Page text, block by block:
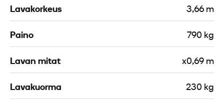
l
a
Lavakorkeus 3,66 m
Paino 790 kg
Lavan mitat x0,69 m
Lavakuorma 230 kg